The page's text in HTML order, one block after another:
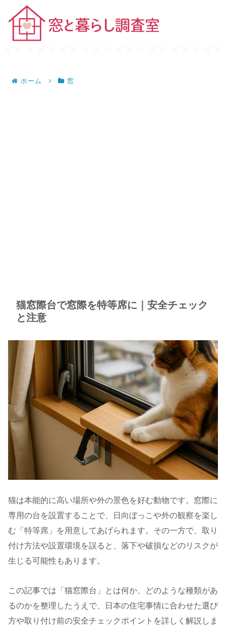
ホーム 窓
猫窓際台で窓際を特等席に｜安全チェック
と注意
猫は本能的に高い場所や外の景色を好む動物です。窓際に
専用の台を設置することで、日向ぼっこや外の観察を楽し
む「特等席」を用意してあげられます。その一方で、取り
付け方法や設置環境を誤ると、落下や破損などのリスクが
生じる可能性もあります。
この記事では「猫窓際台」とは何か、どのような種類があ
るのかを整理したうえで、日本の住宅事情に合わせた選び
方や取り付け前の安全チェックポイントを詳しく解説しま